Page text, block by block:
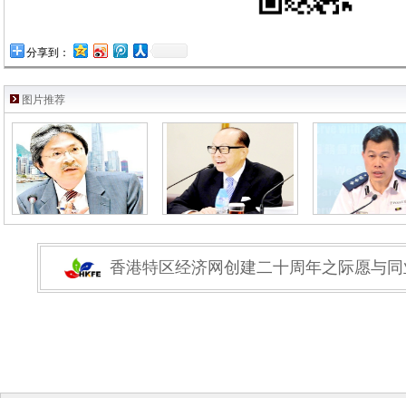
分享到：
图片推荐
香港特区经济网创建二十周年之际愿与